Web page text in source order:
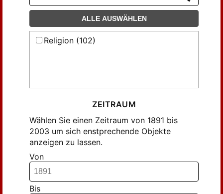
ALLE AUSWÄHLEN
Religion (102)
ZEITRAUM
Wählen Sie einen Zeitraum von 1891 bis
2003 um sich enstprechende Objekte
anzeigen zu lassen.
Von
Bis